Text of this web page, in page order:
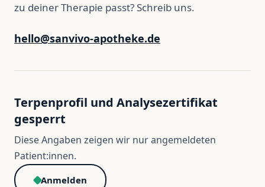
zu deiner Therapie passt? Schreib uns.
hello@sanvivo-apotheke.de
Terpenprofil und Analysezertifikat
gesperrt
Diese Angaben zeigen wir nur angemeldeten
Patient:innen.
Anmelden